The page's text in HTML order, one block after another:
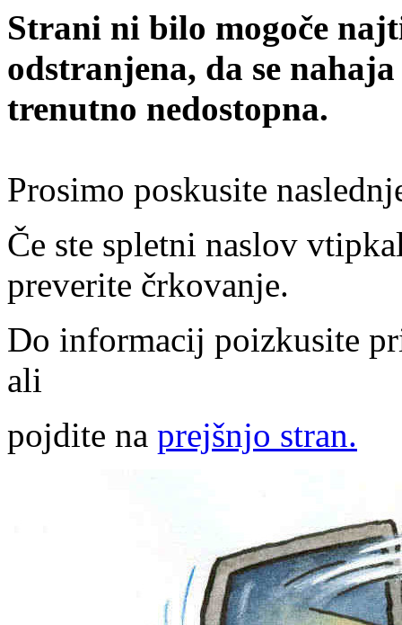
Strani ni bilo mogoče
odstranjena, da se
trenutno nedostopna.
Prosimo poskusite
Če ste spletni naslov
preverite črkovanje.
Do informacij poizkusite
ali
pojdite na prejšnjo stran.